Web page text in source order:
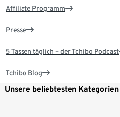
Affiliate Programm
Presse
5 Tassen täglich – der Tchibo Podcast
Tchibo Blog
Unsere beliebtesten Kategorien